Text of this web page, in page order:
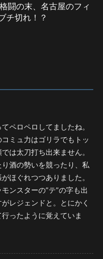
闘の末、名古屋のフィ
チ切れ！？
ペロペロしてましたね。
ミュ力はゴリラでもトッ
は太刀打ち出来ません。
酒の勢いを競ったり、私
ほぐれつつありました。
ンスターの”テ”の字も出
レジェンドと。とにかく
ったように覚えていま